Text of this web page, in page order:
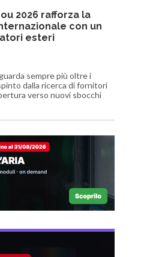
2026 rafforza la
con un
esteri
sempre più oltre i
dalla ricerca di fornitori
verso nuovi sbocchi